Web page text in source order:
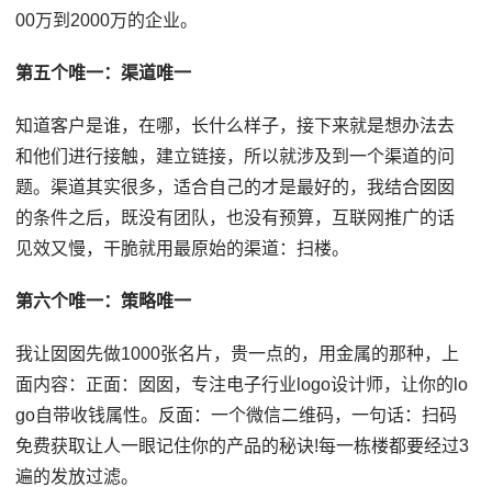
00万到2000万的企业。
第五个唯一：渠道唯一
知道客户是谁，在哪，长什么样子，接下来就是想办法去
和他们进行接触，建立链接，所以就涉及到一个渠道的问
题。渠道其实很多，适合自己的才是最好的，我结合囡囡
的条件之后，既没有团队，也没有预算，互联网推广的话
见效又慢，干脆就用最原始的渠道：扫楼。
第六个唯一：策略唯一
我让囡囡先做1000张名片，贵一点的，用金属的那种，上
面内容：正面：囡囡，专注电子行业logo设计师，让你的lo
go自带收钱属性。反面：一个微信二维码，一句话：扫码
免费获取让人一眼记住你的产品的秘诀!每一栋楼都要经过3
遍的发放过滤。